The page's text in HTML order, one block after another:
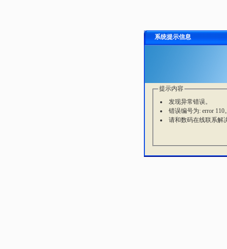
系统提示信息
提示内容
发现异常错误。
错误编号为: error 110
请和数码在线联系解